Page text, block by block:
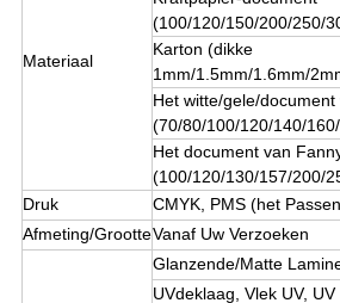
Materiaal
(100/120/150/200/250/
Karton (dikke
1mm/1.5mm/1.6mm/
Het witte/gele/
(70/80/100/120/140/
Het document van
(100/120/130/157/200/
Druk
CMYK, PMS (het
Afmeting/GrootteVanaf Uw Verzoeken
Glanzende/Matte
UVdeklaag, Vlek UV,